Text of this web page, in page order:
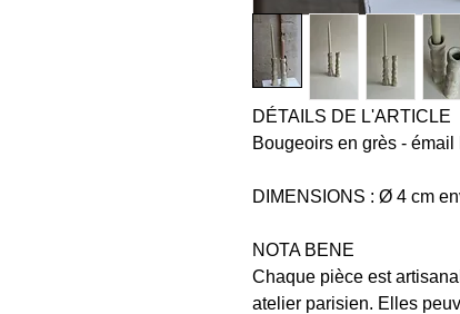
DÉTAILS DE L'ARTICLE
Bougeoirs en grès -
DIMENSIONS : Ø 4 cm
NOTA BENE
Chaque pièce est
atelier parisien. Elles